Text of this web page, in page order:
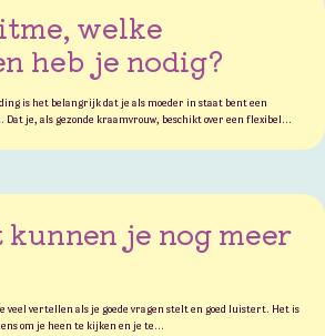
welke
heb je nodig?
is het belangrijk dat je als moeder in staat bent een
Dat je, als gezonde kraamvrouw, beschikt over een flexibel…
je nog meer
veel vertellen als je goede vragen stelt en goed luistert. Het is
om je heen te kijken en je te…